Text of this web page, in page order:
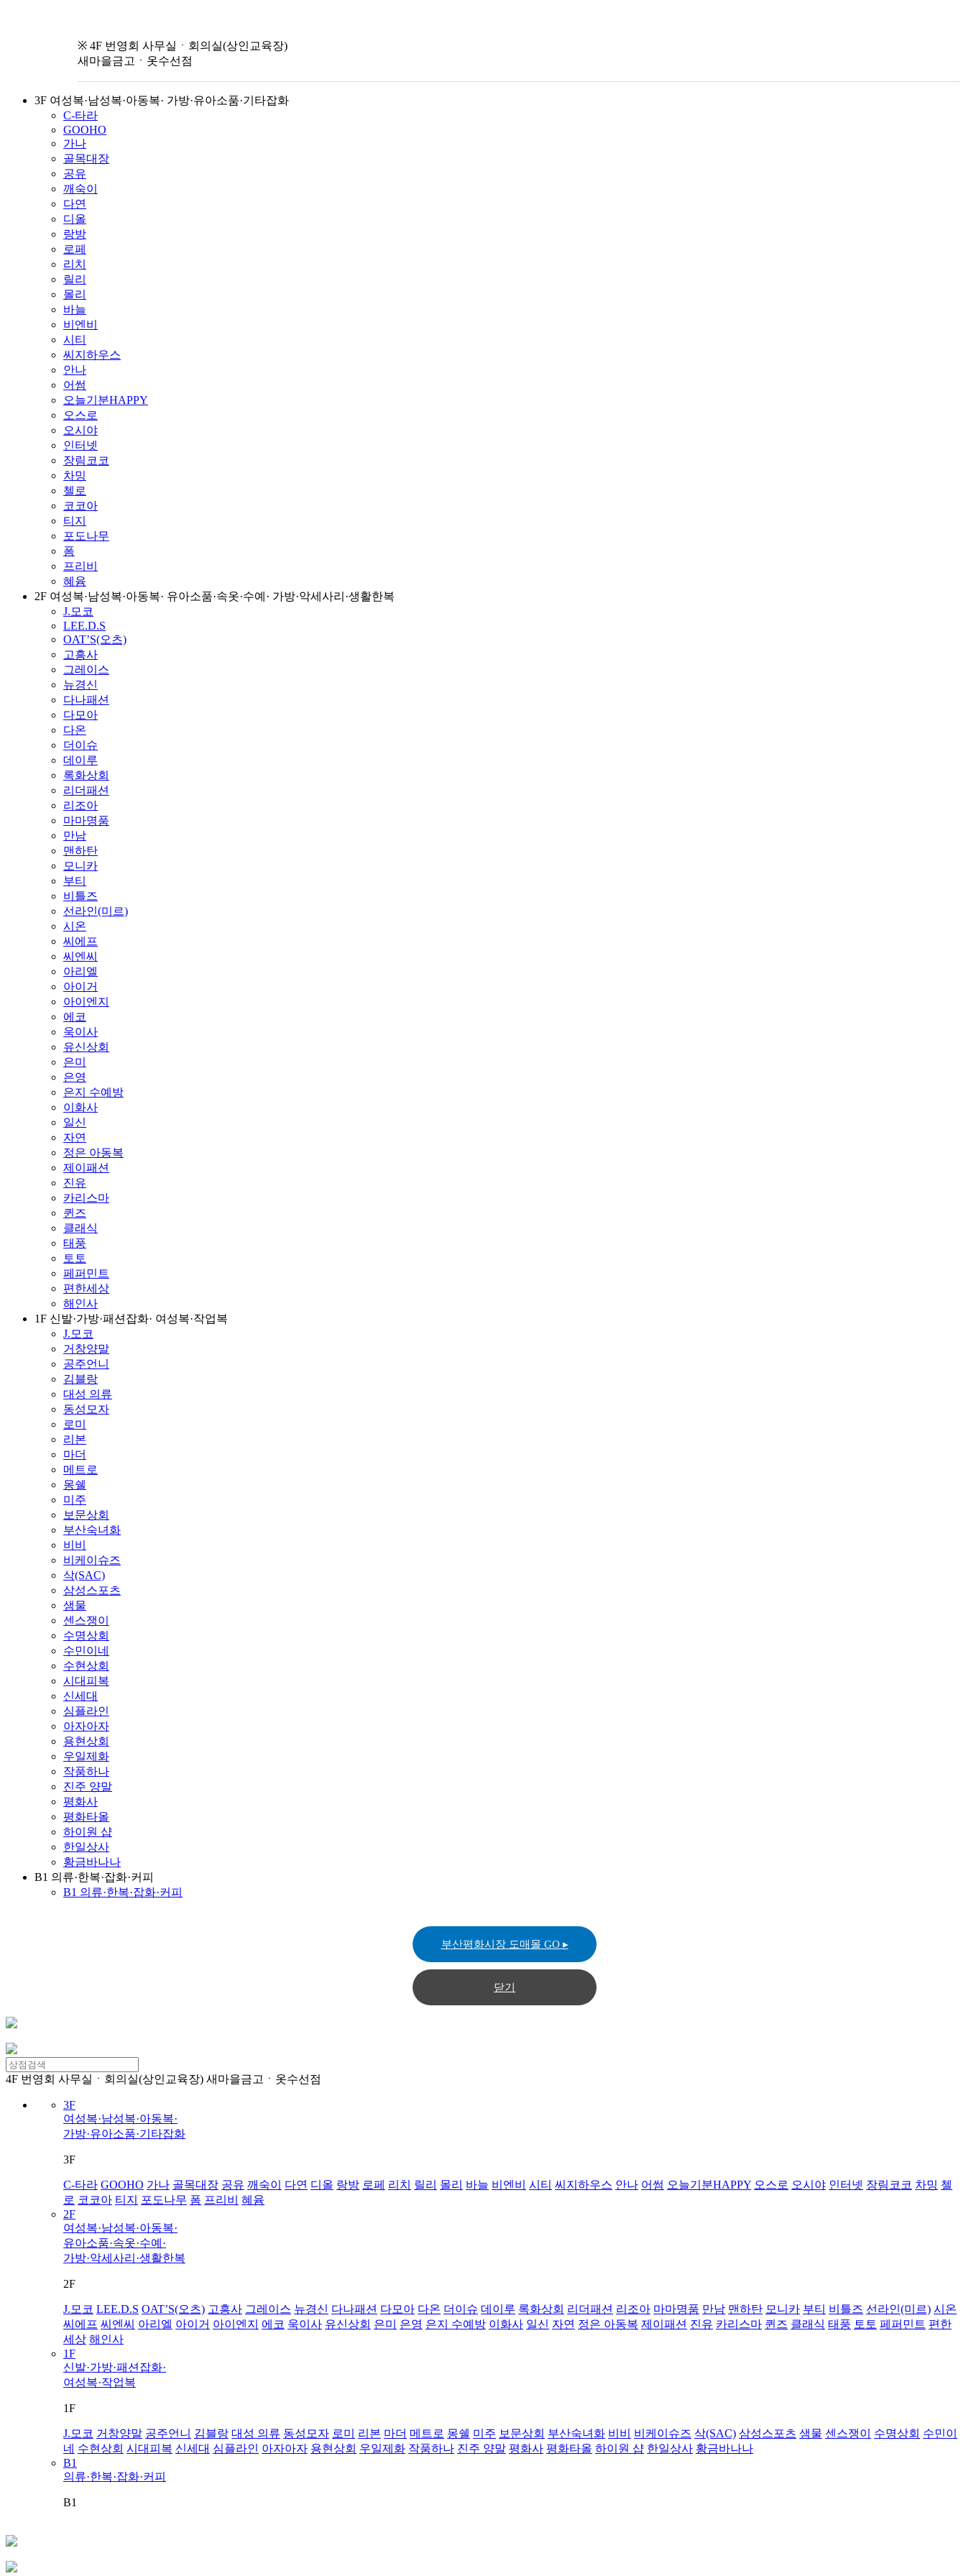
※ 4F 번영회 사무실ㆍ회의실(상인교육장)
새마을금고ㆍ옷수선점
3F 여성복·남성복·아동복· 가방·유아소품·기타잡화
C-타라
GOOHO
가나
골목대장
공유
깨숙이
다연
디올
랑방
로페
리치
릴리
몰리
바늘
비엔비
시티
씨지하우스
안나
어썸
오늘기분HAPPY
오스로
오시야
인터넷
장림코코
차밍
첼로
코코아
티지
포도나무
폼
프리비
혜윰
2F 여성복·남성복·아동복· 유아소품·속옷·수예· 가방·악세사리·생활한복
J.모코
LEE.D.S
OAT’S(오츠)
고흥사
그레이스
뉴경신
다나패션
다모아
다온
더이슈
데이루
록화상회
리더패션
리조아
마마명품
만남
맨하탄
모니카
부티
비틀즈
선라인(미르)
시온
씨에프
씨엔씨
아리엘
아이거
아이엔지
에코
욱이사
유신상회
은미
은영
은지 수예방
이화사
일신
자연
정은 아동복
제이패션
진유
카리스마
퀸즈
클래식
태풍
토토
페퍼민트
편한세상
해인사
1F 신발·가방·패션잡화· 여성복·작업복
J.모코
거창양말
공주언니
김블랑
대성 의류
동성모자
로미
리본
마더
메트로
몽쉘
미주
보문상회
부산숙녀화
비비
비케이슈즈
삭(SAC)
삼성스포츠
샘물
센스쟁이
수명상회
수민이네
수현상회
시대피복
신세대
심플라인
아자아자
용현상회
우일제화
작품하나
진주 양말
평화사
평화타올
하이원 샵
한일상사
황금바나나
B1 의류·한복·잡화·커피
B1 의류·한복·잡화·커피
부산평화시장 도매몰 GO ▸
닫기
4F 번영회 사무실ㆍ회의실(상인교육장) 새마을금고ㆍ옷수선점
3F
여성복·남성복·아동복·
가방·유아소품·기타잡화
3F
C-타라 GOOHO 가나 골목대장 공유 깨숙이 다연 디올 랑방 로페 리치 릴리 몰리 바늘 비엔비 시티 씨지하우스 안나 어썸 오늘기분HAPPY 오스로 오시야 인터넷 장림코코 차밍 첼
로 코코아 티지 포도나무 폼 프리비
혜윰
2F
여성복·남성복·아동복·
유아소품·속옷·수예·
가방·악세사리·생활한복
2F
J.모코 LEE.D.S OAT’S(오츠) 고흥사 그레이스 뉴경신 다나패션 다모아 다온 더이슈 데이루 록화상회 리더패션 리조아 마마명품 만남 맨하탄 모니카 부티 비틀즈 선라인(미르) 시온
씨에프 씨엔씨 아리엘 아이거 아이엔지 에코 욱이사 유신상회 은미 은영 은지 수예방 이화사 일신 자연 정은 아동복 제이패션 진유 카리스마 퀸즈 클래식 태풍 토토 페퍼민트 편한
세상 해인사
1F
신발·가방·패션잡화·
여성복·작업복
1F
J.모코 거창양말 공주언니 김블랑 대성 의류 동성모자 로미 리본 마더 메트로 몽쉘 미주 보문상회 부산숙녀화 비비 비케이슈즈 삭(SAC) 삼성스포츠 샘물 센스쟁이 수명상회 수민이
네 수현상회 시대피복 신세대 심플라인 아자아자 용현상회 우일제화 작품하나 진주 양말 평화사 평화타올 하이원 샵 한일상사 황금바나나
B1
의류·한복·잡화·커피
B1